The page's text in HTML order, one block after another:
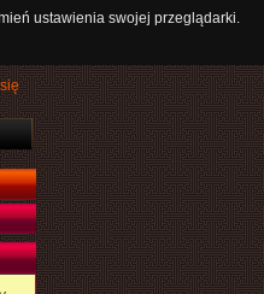
ustawienia swojej przeglądarki.